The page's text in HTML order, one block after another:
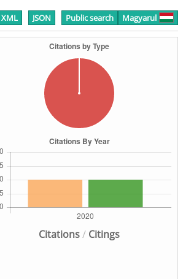
XML JSON Public search Magyarul
Citations/ Citings